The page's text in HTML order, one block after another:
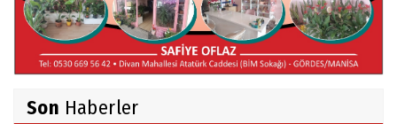
İsmail AYBEY
Belma Sebil'i Tanıyor Musunuz?
Ahmet İNCE
Son Haberler